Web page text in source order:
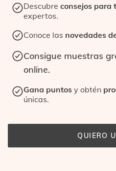
Descubre consejos para
expertos.
Conoce las novedades
Consigue muestras
online.
Gana puntos y obtén
únicas.
QUIERO